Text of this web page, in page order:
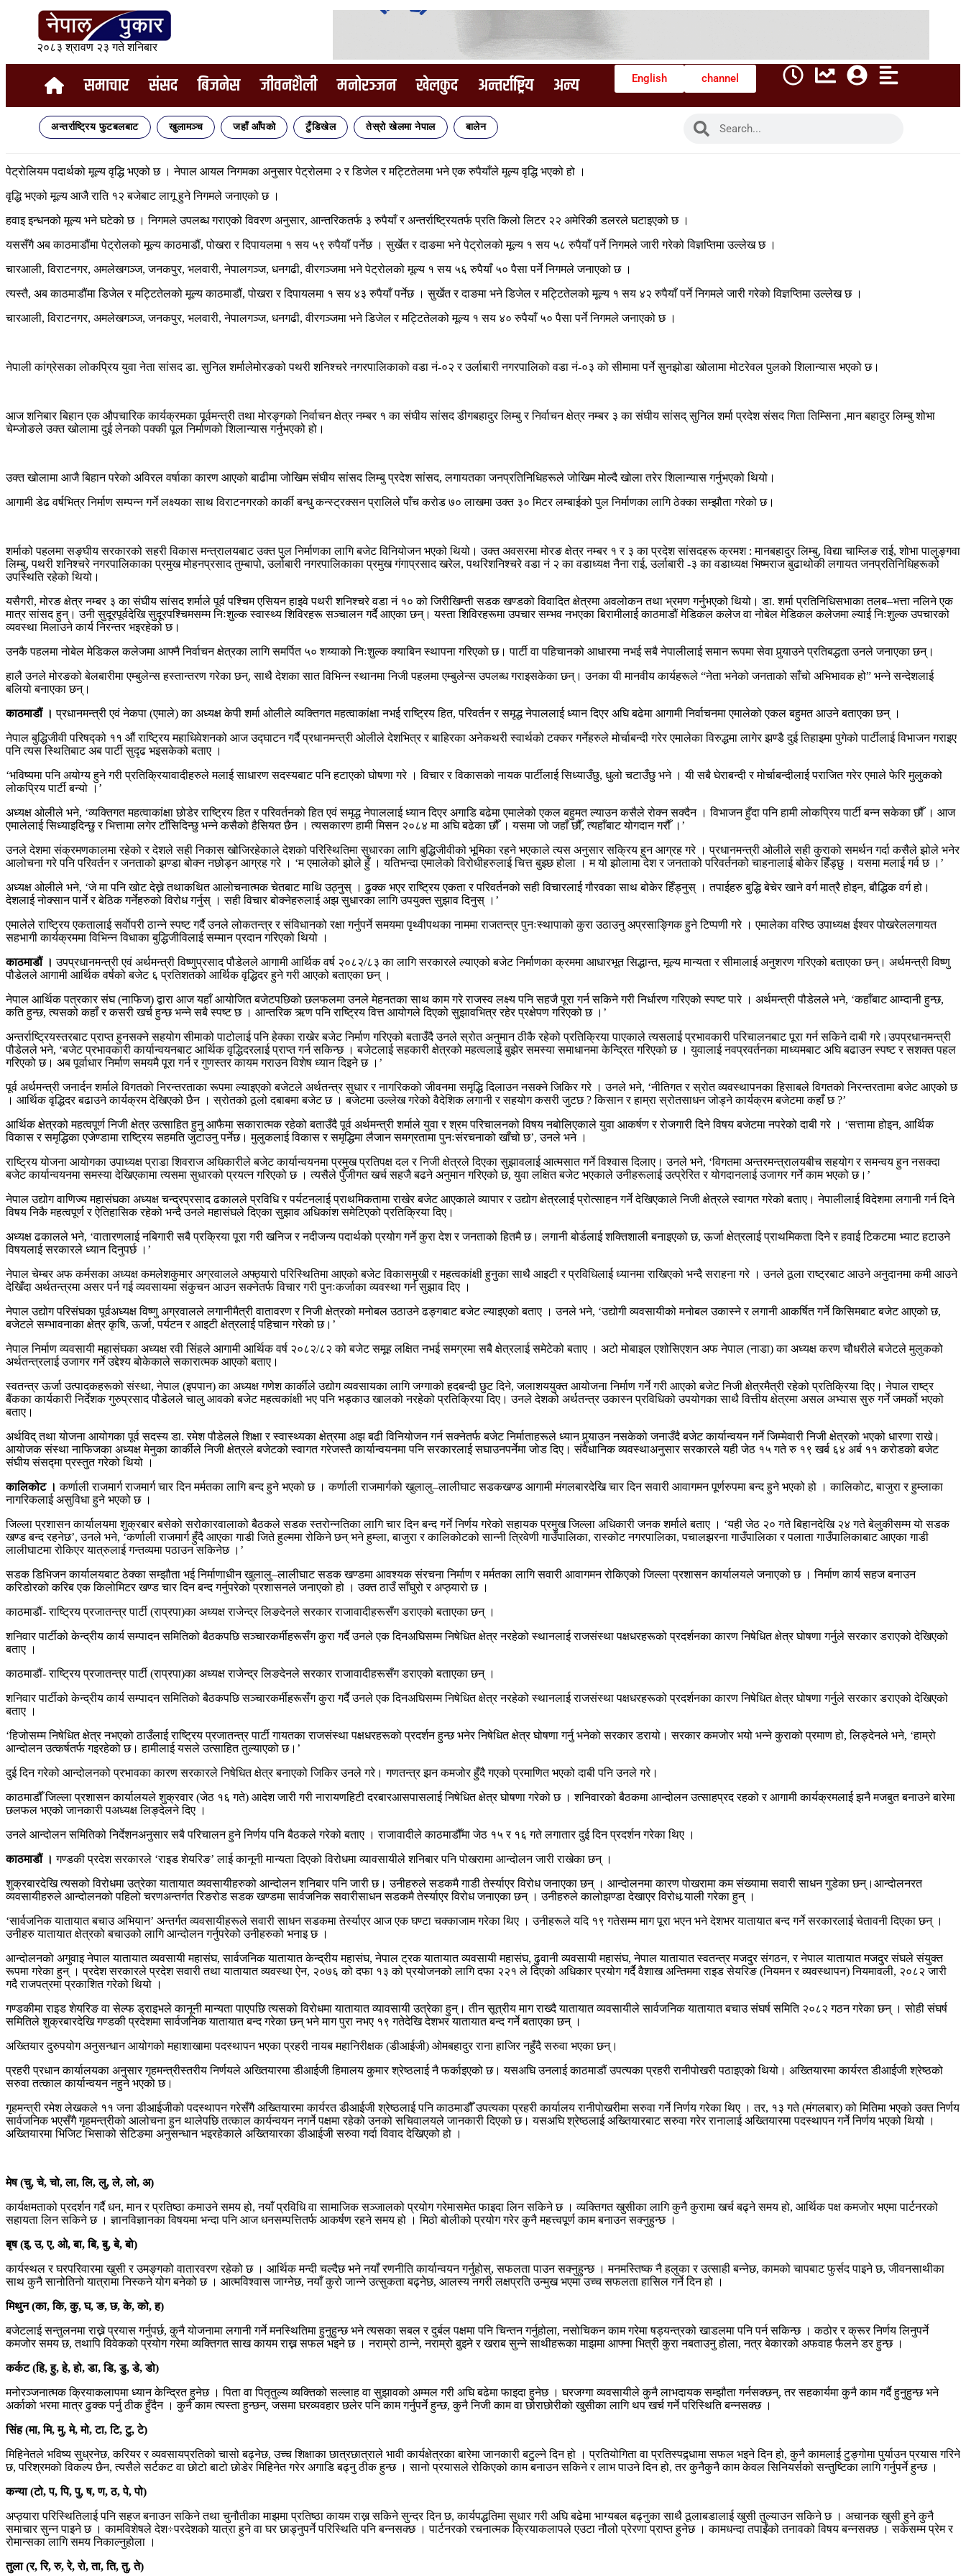
२०८३ श्रावण २३ गते शनिबार
समाचार संसद बिजनेस जीवनशैली मनोरञ्जन खेलकुद अन्तर्राष्ट्रिय अन्य English channel
अन्तर्राष्ट्रिय फुटबलबाट खुलामञ्च जहाँ आँपको टुँडिखेल तेस्रो खेलमा नेपाल बालेन
पेट्रोलियम पदार्थको मूल्य वृद्धि भएको छ । नेपाल आयल निगमका अनुसार पेट्रोलमा २ र डिजेल र मट्टितेलमा भने एक रुपैयाँले मूल्य वृद्धि भएको हो ।
वृद्धि भएको मूल्य आजै राति १२ बजेबाट लागू हुने निगमले जनाएको छ ।
हवाइ इन्धनको मूल्य भने घटेको छ । निगमले उपलब्ध गराएको विवरण अनुसार, आन्तरिकतर्फ ३ रुपैयाँ र अन्तर्राष्ट्रियतर्फ प्रति किलो लिटर २२ अमेरिकी डलरले घटाइएको छ ।
यससँगै अब काठमाडौंमा पेट्रोलको मूल्य काठमाडौं, पोखरा र दिपायलमा १ सय ५९ रुपैयाँ पर्नेछ । सुर्खेत र दाङमा भने पेट्रोलको मूल्य १ सय ५८ रुपैयाँ पर्ने निगमले जारी गरेको विज्ञप्तिमा उल्लेख छ ।
चारआली, विराटनगर, अमलेखगञ्ज, जनकपुर, भलवारी, नेपालगञ्ज, धनगढी, वीरगञ्जमा भने पेट्रोलको मूल्य १ सय ५६ रुपैयाँ ५० पैसा पर्ने निगमले जनाएको छ ।
त्यस्तै, अब काठमाडौंमा डिजेल र मट्टितेलको मूल्य काठमाडौं, पोखरा र दिपायलमा १ सय ४३ रुपैयाँ पर्नेछ । सुर्खेत र दाङमा भने डिजेल र मट्टितेलको मूल्य १ सय ४२ रुपैयाँ पर्ने निगमले जारी गरेको विज्ञप्तिमा उल्लेख छ ।
चारआली, विराटनगर, अमलेखगञ्ज, जनकपुर, भलवारी, नेपालगञ्ज, धनगढी, वीरगञ्जमा भने डिजेल र मट्टितेलको मूल्य १ सय ४० रुपैयाँ ५० पैसा पर्ने निगमले जनाएको छ ।
नेपाली कांग्रेसका लोकप्रिय युवा नेता सांसद डा. सुनिल शर्मालेमोरङको पथरी शनिश्चरे नगरपालिकाको वडा नं-०२ र उर्लाबारी नगरपालिको वडा नं-०३ को सीमामा पर्ने सुनझोडा खोलामा मोटरेवल पुलको शिलान्यास भएको छ।
आज शनिबार बिहान एक औपचारिक कार्यक्रमका पूर्वमन्त्री तथा मोरङ्गको निर्वाचन क्षेत्र नम्बर १ का संघीय सांसद डीगबहादुर लिम्बु र निर्वाचन क्षेत्र नम्बर ३ का संघीय सांसद् सुनिल शर्मा प्रदेश संसद गिता तिम्सिना ,मान बहादुर लिम्बु शोभा
चेम्जोङले उक्त खोलामा दुई लेनको पक्की पूल निर्माणको शिलान्यास गर्नुभएको हो।
उक्त खोलामा आजै बिहान परेको अविरल वर्षाका कारण आएको बाढीमा जोखिम संघीय सांसद लिम्बु प्रदेश सांसद, लगायतका जनप्रतिनिधिहरूले जोखिम मोल्दै खोला तरेर शिलान्यास गर्नुभएको थियो।
आगामी डेढ वर्षभित्र निर्माण सम्पन्न गर्ने लक्ष्यका साथ विराटनगरको कार्की बन्धु कन्स्ट्रक्सन प्रालिले पाँच करोड ७० लाखमा उक्त ३० मिटर लम्बाईको पुल निर्माणका लागि ठेक्का सम्झौता गरेको छ।
शर्माको पहलमा सङ्घीय सरकारको सहरी विकास मन्त्रालयबाट उक्त पुल निर्माणका लागि बजेट विनियोजन भएको थियो। उक्त अवसरमा मोरङ क्षेत्र नम्बर १ र ३ का प्रदेश सांसदहरू क्रमश : मानबहादुर लिम्बु, विद्या चाम्लिङ राई, शोभा पालुङ्गवा
लिम्बु, पथरी शनिश्चरे नगरपालिकाका प्रमुख मोहनप्रसाद तुम्बापो, उर्लाबारी नगरपालिकाका प्रमुख गंगाप्रसाद खरेल, पथरिशनिश्चरे वडा नं २ का वडाध्यक्ष नैना राई, उर्लाबारी -३ का वडाध्यक्ष भिष्मराज बुढाथोकी लगायत जनप्रतिनिधिहरूको
उपस्थिति रहेको थियो।
यसैगरी, मोरङ क्षेत्र नम्बर ३ का संघीय सांसद शर्माले पूर्व पश्चिम एसियन हाइवे पथरी शनिश्चरे वडा नं १० को जिरीखिम्ती सडक खण्डको विवादित क्षेत्रमा अवलोकन तथा भ्रमण गर्नुभएको थियो। डा. शर्मा प्रतिनिधिसभाका तलब–भत्ता नलिने एक
मात्र सांसद हुन्। उनी सुदूरपूर्वदेखि सुदूरपश्चिमसम्म निःशुल्क स्वास्थ्य शिविरहरू सञ्चालन गर्दै आएका छन्। यस्ता शिविरहरूमा उपचार सम्भव नभएका बिरामीलाई काठमाडौं मेडिकल कलेज वा नोबेल मेडिकल कलेजमा ल्याई निःशुल्क उपचारको
व्यवस्था मिलाउने कार्य निरन्तर भइरहेको छ।
उनकै पहलमा नोबेल मेडिकल कलेजमा आफ्नै निर्वाचन क्षेत्रका लागि समर्पित ५० शय्याको निःशुल्क क्याबिन स्थापना गरिएको छ। पार्टी वा पहिचानको आधारमा नभई सबै नेपालीलाई समान रूपमा सेवा पुर्‍याउने प्रतिबद्धता उनले जनाएका छन्।
हालै उनले मोरङको बेलबारीमा एम्बुलेन्स हस्तान्तरण गरेका छन्, साथै देशका सात विभिन्न स्थानमा निजी पहलमा एम्बुलेन्स उपलब्ध गराइसकेका छन्। उनका यी मानवीय कार्यहरूले “नेता भनेको जनताको साँचो अभिभावक हो” भन्ने सन्देशलाई
बलियो बनाएका छन्।
काठमाडौं ।प्रधानमन्त्री एवं नेकपा (एमाले) का अध्यक्ष केपी शर्मा ओलीले व्यक्तिगत महत्वाकांक्षा नभई राष्ट्रिय हित, परिवर्तन र समृद्ध नेपाललाई ध्यान दिएर अघि बढेमा आगामी निर्वाचनमा एमालेको एकल बहुमत आउने बताएका छन् ।
नेपाल बुद्धिजीवी परिषद्को ११ औं राष्ट्रिय महाधिवेशनको आज उद्घाटन गर्दै प्रधानमन्त्री ओलीले देशभित्र र बाहिरका अनेकथरी स्वार्थको टक्कर गर्नेहरुले मोर्चाबन्दी गरेर एमालेका विरुद्धमा लागेर झण्डै दुई तिहाइमा पुगेको पार्टीलाई विभाजन गराइए
पनि त्यस स्थितिबाट अब पार्टी सुदृढ भइसकेको बताए ।
‘भविष्यमा पनि अयोग्य हुने गरी प्रतिक्रियावादीहरुले मलाई साधारण सदस्यबाट पनि हटाएको घोषणा गरे । विचार र विकासको नायक पार्टीलाई सिध्याउँछु, धुलो चटाउँछु भने । यी सबै घेराबन्दी र मोर्चाबन्दीलाई पराजित गरेर एमाले फेरि मुलुकको
लोकप्रिय पार्टी बन्यो ।’
अध्यक्ष ओलीले भने, ‘व्यक्तिगत महत्वाकांक्षा छोडेर राष्ट्रिय हित र परिवर्तनको हित एवं समृद्ध नेपाललाई ध्यान दिएर अगाडि बढेमा एमालेको एकल बहुमत ल्याउन कसैले रोक्न सक्दैन । विभाजन हुँदा पनि हामी लोकप्रिय पार्टी बन्न सकेका छौँ । आज
एमालेलाई सिध्याइदिन्छु र भित्तामा लगेर टाँसिदिन्छु भन्ने कसैको हैसियत छैन । त्यसकारण हामी मिसन २०८४ मा अघि बढेका छौँ । यसमा जो जहाँ छौँ, त्यहाँबाट योगदान गरौँ ।’
उनले देशमा संक्रमणकालमा रहेको र देशले सही निकास खोजिरहेकाले देशको परिस्थितिमा सुधारका लागि बुद्धिजीवीको भूमिका रहने भएकाले त्यस अनुसार सक्रिय हुन आग्रह गरे । प्रधानमन्त्री ओलीले सही कुराको समर्थन गर्दा कसैले झोले भनेर
आलोचना गरे पनि परिवर्तन र जनताको झण्डा बोक्न नछोड्न आग्रह गरे । ‘म एमालेको झोले हुँ । यतिभन्दा एमालेको विरोधीहरुलाई चित्त बुझ्छ होला । म यो झोलामा देश र जनताको परिवर्तनको चाहनालाई बोकेर हिँड्छु । यसमा मलाई गर्व छ ।’
अध्यक्ष ओलीले भने, ‘जे मा पनि खोट देख्ने तथाकथित आलोचनात्मक चेतबाट माथि उठ्नुस् । ढुक्क भएर राष्ट्रिय एकता र परिवर्तनको सही विचारलाई गौरवका साथ बोकेर हिँड्नुस् । तपाईहरु बुद्धि बेचेर खाने वर्ग मात्रै होइन, बौद्धिक वर्ग हो।
देशलाई नोक्सान पार्ने र बेठिक गर्नेहरुको विरोध गर्नुस् । सही विचार बोक्नेहरुलाई अझ सुधारका लागि उपयुक्त सुझाव दिनुस् ।’
एमालेले राष्ट्रिय एकतालाई सर्वाेपरी ठान्ने स्पष्ट गर्दै उनले लोकतन्त्र र संविधानको रक्षा गर्नुपर्ने समयमा पृथ्वीपथका नाममा राजतन्त्र पुनःस्थापाको कुरा उठाउनु अप्रसाङ्गिक हुने टिप्पणी गरे । एमालेका वरिष्ठ उपाध्यक्ष ईश्वर पोखरेललगायत
सहभागी कार्यक्रममा विभिन्न विधाका बुद्धिजीविलाई सम्मान प्रदान गरिएको थियो ।
काठमाडौं । उपप्रधानमन्त्री एवं अर्थमन्त्री विष्णुप्रसाद पौडेलले आगामी आर्थिक वर्ष २०८२/८३ का लागि सरकारले ल्याएको बजेट निर्माणका क्रममा आधारभूत सिद्धान्त, मूल्य मान्यता र सीमालाई अनुशरण गरिएको बताएका छन्। अर्थमन्त्री विष्णु
पौडेलले आगामी आर्थिक वर्षको बजेट ६ प्रतिशतको आर्थिक वृद्धिदर हुने गरी आएको बताएका छन् ।
नेपाल आर्थिक पत्रकार संघ (नाफिज) द्वारा आज यहाँ आयोजित बजेटपछिको छलफलमा उनले मेहनतका साथ काम गरे राजस्व लक्ष्य पनि सहजै पूरा गर्न सकिने गरी निर्धारण गरिएको स्पष्ट पारे । अर्थमन्त्री पौडेलले भने, ‘कहाँबाट आम्दानी हुन्छ,
कति हुन्छ, त्यसको कहाँ र कसरी खर्च हुन्छ भन्ने सबै स्पष्ट छ । आन्तरिक ऋण पनि राष्ट्रिय वित्त आयोगले दिएको सुझावभित्र रहेर प्रक्षेपण गरिएको छ ।’
अन्तर्राष्ट्रियस्तरबाट प्राप्त हुनसक्ने सहयोग सीमाको पाटोलाई पनि हेक्का राखेर बजेट निर्माण गरिएको बताउँदै उनले स्रोत अनुमान ठीकै रहेको प्रतिक्रिया पाएकाले त्यसलाई प्रभावकारी परिचालनबाट पूरा गर्न सकिने दाबी गरे।उपप्रधानमन्त्री
पौडेलले भने, ‘बजेट प्रभावकारी कार्यान्वयनबाट आर्थिक वृद्धिदरलाई प्राप्त गर्न सकिन्छ । बजेटलाई सहकारी क्षेत्रको महत्वलाई बुझेर समस्या समाधानमा केन्द्रित गरिएको छ । युवालाई नवप्रवर्तनका माध्यमबाट अघि बढाउन स्पष्ट र सशक्त पहल
गरिएको छ। अब पूर्वाधार निर्माण समयमै पूरा गर्न र गुणस्तर कायम गराउन विशेष ध्यान दिइने छ ।’
पूर्व अर्थमन्त्री जनार्दन शर्माले विगतको निरन्तरताका रूपमा ल्याइएको बजेटले अर्थतन्त्र सुधार र नागरिकको जीवनमा समृद्धि दिलाउन नसक्ने जिकिर गरे । उनले भने, ‘नीतिगत र स्रोत व्यवस्थापनका हिसाबले विगतको निरन्तरतामा बजेट आएको छ
। आर्थिक वृद्धिदर बढाउने कार्यक्रम देखिएको छैन । स्रोतको ठूलो दबाबमा बजेट छ । बजेटमा उल्लेख गरेको वैदेशिक लगानी र सहयोग कसरी जुटछ ? किसान र हाम्रा स्रोतसाधन जोड्ने कार्यक्रम बजेटमा कहाँ छ ?’
आर्थिक क्षेत्रको महत्वपूर्ण निजी क्षेत्र उत्साहित हुनु आफैमा सकारात्मक रहेको बताउँदै पूर्व अर्थमन्त्री शर्माले युवा र श्रम परिचालनको विषय नबोलिएकाले युवा आकर्षण र रोजगारी दिने विषय बजेटमा नपरेको दाबी गरे । ‘सत्तामा होइन, आर्थिक
विकास र समृद्धिका एजेण्डामा राष्ट्रिय सहमति जुटाउनु पर्नेछ। मुलुकलाई विकास र समृद्धिमा लैजान समग्रतामा पुनःसंरचनाको खाँचो छ’, उनले भने ।
राष्ट्रिय योजना आयोगका उपाध्यक्ष प्राडा शिवराज अधिकारीले बजेट कार्यान्वयनमा प्रमुख प्रतिपक्ष दल र निजी क्षेत्रले दिएका सुझावलाई आत्मसात गर्ने विश्वास दिलाए। उनले भने, ‘विगतमा अन्तरमन्त्रालयबीच सहयोग र समन्वय हुन नसक्दा
बजेट कार्यान्वयनमा समस्या देखिएकामा त्यसमा सुधारको प्रयत्न गरिएको छ । त्यसैले पुँजीगत खर्च सहजै बढने अनुमान गरिएको छ, युवा लक्षित बजेट भएकाले उनीहरूलाई उत्प्रेरित र योगदानलाई उजागर गर्ने काम भएको छ।’
नेपाल उद्योग वाणिज्य महासंघका अध्यक्ष चन्द्रप्रसाद ढकालले प्रविधि र पर्यटनलाई प्राथमिकतामा राखेर बजेट आएकाले व्यापार र उद्योग क्षेत्रलाई प्रोत्साहन गर्ने देखिएकाले निजी क्षेत्रले स्वागत गरेको बताए। नेपालीलाई विदेशमा लगानी गर्न दिने
विषय निकै महत्वपूर्ण र ऐतिहासिक रहेको भन्दै उनले महासंघले दिएका सुझाव अधिकांश समेटिएको प्रतिक्रिया दिए।
अध्यक्ष ढकालले भने, ‘वातारणलाई नबिगारी सबै प्रक्रिया पूरा गरी खनिज र नदीजन्य पदार्थको प्रयोग गर्ने कुरा देश र जनताको हितमै छ। लगानी बोर्डलाई शक्तिशाली बनाइएको छ, ऊर्जा क्षेत्रलाई प्राथमिकता दिने र हवाई टिकटमा भ्याट हटाउने
विषयलाई सरकारले ध्यान दिनुपर्छ ।’
नेपाल चेम्बर अफ कर्मसका अध्यक्ष कमलेशकुमार अग्रवालले अफ्ठ्यारो परिस्थितिमा आएको बजेट विकासमुखी र महत्वकांक्षी हुनुका साथै आइटी र प्रविधिलाई ध्यानमा राखिएको भन्दै सराहना गरे । उनले ठूला राष्ट्रबाट आउने अनुदानमा कमी आउने
देखिँदा अर्थतन्त्रमा असर पर्न गई व्यवसायमा संकुचन आउन सक्नेतर्फ विचार गरी पुनःकर्जाका व्यवस्था गर्न सुझाव दिए ।
नेपाल उद्योग परिसंघका पूर्वअध्यक्ष विष्णु अग्रवालले लगानीमैत्री वातावरण र निजी क्षेत्रको मनोबल उठाउने ढङ्गबाट बजेट ल्याइएको बताए । उनले भने, ‘उद्योगी व्यवसायीको मनोबल उकास्ने र लगानी आकर्षित गर्ने किसिमबाट बजेट आएको छ,
बजेटले सम्भावनाका क्षेत्र कृषि, ऊर्जा, पर्यटन र आइटी क्षेत्रलाई पहिचान गरेको छ।’
नेपाल निर्माण व्यवसायी महासंघका अध्यक्ष रवी सिंहले आगामी आर्थिक वर्ष २०८२/८२ को बजेट समूह लक्षित नभई समग्रमा सबै क्षेत्रलाई समेटेको बताए । अटो मोबाइल एशोसिएशन अफ नेपाल (नाडा) का अध्यक्ष करण चौधरीले बजेटले मुलुकको
अर्थतन्त्रलाई उजागर गर्ने उद्देश्य बोकेकाले सकारात्मक आएको बताए।
स्वतन्त्र ऊर्जा उत्पादकहरूको संस्था, नेपाल (इपपान) का अध्यक्ष गणेश कार्कीले उद्योग व्यवसायका लागि जग्गाको हदबन्दी छुट दिने, जलाशययुक्त आयोजना निर्माण गर्ने गरी आएको बजेट निजी क्षेत्रमैत्री रहेको प्रतिक्रिया दिए। नेपाल राष्ट्र
बैंकका कार्यकारी निर्देशक गुरुप्रसाद पौडेलले चालु आवको बजेट महत्वकांक्षी भए पनि भड्काउ खालको नरहेको प्रतिक्रिया दिए। उनले देशको अर्थतन्त्र उकास्न प्रविधिको उपयोगका साथै वित्तीय क्षेत्रमा असल अभ्यास सुरु गर्ने जमर्काे भएको
बताए।
अर्थविद् तथा योजना आयोगका पूर्व सदस्य डा. रमेश पौडेलले शिक्षा र स्वास्थ्यका क्षेत्रमा अझ बढी विनियोजन गर्न सक्नेतर्फ बजेट निर्माताहरूले ध्यान पुर्‍याउन नसकेको जनाउँदै बजेट कार्यान्वयन गर्ने जिम्मेवारी निजी क्षेत्रको भएको धारणा राखे।
आयोजक संस्था नाफिजका अध्यक्ष मेनुका कार्कीले निजी क्षेत्रले बजेटको स्वागत गरेजस्तै कार्यान्वयनमा पनि सरकारलाई सघाउनपर्नेमा जोड दिए। संवैधानिक व्यवस्थाअनुसार सरकारले यही जेठ १५ गते रु १९ खर्ब ६४ अर्ब ११ करोडको बजेट
संघीय संसद्मा प्रस्तुत गरेको थियो ।
कालिकोट । कर्णाली राजमार्ग राजमार्ग चार दिन मर्मतका लागि बन्द हुने भएको छ । कर्णाली राजमार्गको खुलालु–लालीघाट सडकखण्ड आगामी मंगलबारदेखि चार दिन सवारी आवागमन पूर्णरुपमा बन्द हुने भएको हो । कालिकोट, बाजुरा र हुम्लाका
नागरिकलाई असुविधा हुने भएको छ ।
जिल्ला प्रशासन कार्यालयमा शुक्रबार बसेको सरोकारवालाको बैठकले सडक स्तरोन्नतिका लागि चार दिन बन्द गर्ने निर्णय गरेको सहायक प्रमुख जिल्ला अधिकारी जनक शर्माले बताए । ‘यही जेठ २० गते बिहानदेखि २४ गते बेलुकीसम्म यो सडक
खण्ड बन्द रहनेछ’, उनले भने, ‘कर्णाली राजमार्ग हुँदै आएका गाडी जिते हुल्ममा रोकिने छन् भने हुम्ला, बाजुरा र कालिकोटको सान्नी त्रिवेणी गाउँपालिका, रास्कोट नगरपालिका, पचालझरना गाउँपालिका र पलाता गाउँपालिकाबाट आएका गाडी
लालीघाटमा रोकिएर यात्रुलाई गन्तव्यमा पठाउन सकिनेछ ।’
सडक डिभिजन कार्यालयबाट ठेक्का सम्झौता भई निर्माणाधीन खुलालु–लालीघाट सडक खण्डमा आवश्यक संरचना निर्माण र मर्मतका लागि सवारी आवागमन रोकिएको जिल्ला प्रशासन कार्यालयले जनाएको छ । निर्माण कार्य सहज बनाउन
करिडोरको करिब एक किलोमिटर खण्ड चार दिन बन्द गर्नुपरेको प्रशासनले जनाएको हो । उक्त ठाउँ साँघुरो र अप्ठ्यारो छ ।
काठमाडौं- राष्ट्रिय प्रजातन्त्र पार्टी (राप्रपा)का अध्यक्ष राजेन्द्र लिङदेनले सरकार राजावादीहरूसँग डराएको बताएका छन् ।
शनिवार पार्टीको केन्द्रीय कार्य सम्पादन समितिको बैठकपछि सञ्चारकर्मीहरूसँग कुरा गर्दै उनले एक दिनअघिसम्म निषेधित क्षेत्र नरहेको स्थानलाई राजसंस्था पक्षधरहरूको प्रदर्शनका कारण निषेधित क्षेत्र घोषणा गर्नुले सरकार डराएको देखिएको
बताए ।
काठमाडौं- राष्ट्रिय प्रजातन्त्र पार्टी (राप्रपा)का अध्यक्ष राजेन्द्र लिङदेनले सरकार राजावादीहरूसँग डराएको बताएका छन् ।
शनिवार पार्टीको केन्द्रीय कार्य सम्पादन समितिको बैठकपछि सञ्चारकर्मीहरूसँग कुरा गर्दै उनले एक दिनअघिसम्म निषेधित क्षेत्र नरहेको स्थानलाई राजसंस्था पक्षधरहरूको प्रदर्शनका कारण निषेधित क्षेत्र घोषणा गर्नुले सरकार डराएको देखिएको
बताए ।
‘हिजोसम्म निषेधित क्षेत्र नभएको ठाउँलाई राष्ट्रिय प्रजातन्त्र पार्टी गायतका राजसंस्था पक्षधरहरूको प्रदर्शन हुन्छ भनेर निषेधित क्षेत्र घोषणा गर्नु भनेको सरकार डरायो। सरकार कमजोर भयो भन्ने कुराको प्रमाण हो, लिङ्देनले भने, ‘हाम्रो
आन्दोलन उत्कर्षतर्फ गइरहेको छ। हामीलाई यसले उत्साहित तुल्याएको छ।’
दुई दिन गरेको आन्दोलनको प्रभावका कारण सरकारले निषेधित क्षेत्र बनाएको जिकिर उनले गरे। गणतन्त्र झन कमजोर हुँदै गएको प्रमाणित भएको दाबी पनि उनले गरे।
काठमाडौँ जिल्ला प्रशासन कार्यालयले शुक्रवार (जेठ १६ गते) आदेश जारी गरी नारायणहिटी दरबारआसपासलाई निषेधित क्षेत्र घोषणा गरेको छ । शनिवारको बैठकमा आन्दोलन उत्साहप्रद रहको र आगामी कार्यक्रमलाई झनै मजबुत बनाउने बारेमा
छलफल भएको जानकारी पअध्यक्ष लिङ्देलने दिए ।
उनले आन्दोलन समितिको निर्देशनअनुसार सबै परिचालन हुने निर्णय पनि बैठकले गरेको बताए । राजावादीले काठमाडौँमा जेठ १५ र १६ गते लगातार दुई दिन प्रदर्शन गरेका थिए ।
काठमाडौं ।गण्डकी प्रदेश सरकारले ‘राइड शेयरिङ’ लाई कानूनी मान्यता दिएको विरोधमा व्यावसायीले शनिबार पनि पोखरामा आन्दोलन जारी राखेका छन् ।
शुक्रबारदेखि त्यसको विरोधमा उत्रेका यातायात व्यवसायीहरुको आन्दोलन शनिबार पनि जारी छ। उनीहरुले सडकमै गाडी तेर्स्याएर विरोध जनाएका छन् । आन्दोलनमा कारण पोखरामा कम संख्यामा सवारी साधन गुडेका छन्।आन्दोलनरत
व्यवसायीहरुले आन्दोलनको पहिलो चरणअन्तर्गत रिङरोड सडक खण्डमा सार्वजनिक सवारीसाधन सडकमै तेर्स्याएर विरोध जनाएका छन् । उनीहरुले कालोझण्डा देखाएर विरोध र्‍याली गरेका हुन् ।
‘सार्वजनिक यातायात बचाउ अभियान’ अन्तर्गत व्यवसायीहरूले सवारी साधन सडकमा तेर्स्याएर आज एक घण्टा चक्काजाम गरेका थिए । उनीहरूले यदि १९ गतेसम्म माग पूरा भएन भने देशभर यातायात बन्द गर्ने सरकारलाई चेतावनी दिएका छन् ।
उनीहरु यातायात क्षेत्रको बचाउको लागि आन्दोलन गर्नुपरेको उनीहरुको भनाइ छ ।
आन्दोलनको अगुवाइ नेपाल यातायात व्यवसायी महासंघ, सार्वजनिक यातायात केन्द्रीय महासंघ, नेपाल ट्रक यातायात व्यवसायी महासंघ, ढुवानी व्यवसायी महासंघ, नेपाल यातायात स्वतन्त्र मजदुर संगठन, र नेपाल यातायात मजदुर संघले संयुक्त
रूपमा गरेका हुन् । प्रदेश सरकारले प्रदेश सवारी तथा यातायात व्यवस्था ऐन, २०७६ को दफा १३ को प्रयोजनको लागि दफा २२१ ले दिएको अधिकार प्रयोग गर्दै वैशाख अन्तिममा राइड सेयरिङ (नियमन र व्यवस्थापन) नियमावली, २०८२ जारी
गदै राजपत्रमा प्रकाशित गरेको थियो ।
गण्डकीमा राइड शेयरिङ वा सेल्फ ड्राइभले कानूनी मान्यता पाएपछि त्यसको विरोधमा यातायात व्यावसायी उत्रेका हुन्। तीन सूत्रीय माग राख्दै यातायात व्यवसायीले सार्वजनिक यातायात बचाउ संघर्ष समिति २०८२ गठन गरेका छन् । सोही संघर्ष
समितिले शुक्रबारदेखि गण्डकी प्रदेशमा सार्वजनिक यातायात बन्द गरेका छन् भने माग पुरा नभए १९ गतेदेखि देशभर यातायात बन्द गर्ने बताएका छन् ।
अख्तियार दुरुपयोग अनुसन्धान आयोगको महाशाखामा पदस्थापन भएका प्रहरी नायब महानिरीक्षक (डीआईजी) ओमबहादुर राना हाजिर नहुँदै सरुवा भएका छन्।
प्रहरी प्रधान कार्यालयका अनुसार गृहमन्त्रीस्तरीय निर्णयले अख्तियारमा डीआईजी हिमालय कुमार श्रेष्ठलाई नै फर्काइएको छ। यसअघि उनलाई काठमाडौं उपत्यका प्रहरी रानीपोखरी पठाइएको थियो। अख्तियारमा कार्यरत डीआईजी श्रेष्ठको
सरुवा तत्काल कार्यान्वयन नहुने भएको छ।
गृहमन्त्री रमेश लेखकले ११ जना डीआईजीको पदस्थापन गरेसँगै अख्तियारमा कार्यरत डीआईजी श्रेष्ठलाई पनि काठमाडौँ उपत्यका प्रहरी कार्यालय रानीपोखरीमा सरुवा गर्ने निर्णय गरेका थिए । तर, १३ गते (मंगलबार) को मितिमा भएको उक्त निर्णय
सार्वजनिक भएसँगै गृहमन्त्रीको आलोचना हुन थालेपछि तत्काल कार्यन्वयन नगर्ने पक्षमा रहेको उनको सचिवालयले जानकारी दिएको छ। यसअघि श्रेष्ठलाई अख्तियारबाट सरुवा गरेर रानालाई अख्तियारमा पदस्थापन गर्ने निर्णय भएको थियो ।
अख्तियारमा भिजिट भिसाको सेटिङमा अनुसन्धान भइरहेकाले अख्तियारका डीआईजी सरुवा गर्दा विवाद देखिएको हो ।
मेष (चु, चे, चो, ला, लि, लु, ले, लो, अ)
कार्यक्षमताको प्रदर्शन गर्दै धन, मान र प्रतिष्ठा कमाउने समय हो, नयाँ प्रविधि वा सामाजिक सञ्जालको प्रयोग गरेमासमेत फाइदा लिन सकिने छ । व्यक्तिगत खुसीका लागि कुनै कुरामा खर्च बढ्ने समय हो, आर्थिक पक्ष कमजोर भएमा पार्टनरको
सहायता लिन सकिने छ । ज्ञानविज्ञानका विषयमा भन्दा पनि आज धनसम्पत्तितर्फ आकर्षण रहने समय हो । मिठो बोलीको प्रयोग गरेर कुनै महत्त्वपूर्ण काम बनाउन सक्नुहुन्छ ।
बृष (इ, उ, ए, ओ, बा, बि, बु, बे, बो)
कार्यस्थल र घरपरिवारमा खुसी र उमङ्गको वातारवरण रहेको छ । आर्थिक मन्दी चल्दैछ भने नयाँ रणनीति कार्यान्वयन गर्नुहोस्, सफलता पाउन सक्नुहुन्छ । मनमस्तिष्क नै हलुका र उत्साही बन्नेछ, कामको चापबाट फुर्सद पाइने छ, जीवनसाथीका
साथ कुनै सानोतिनो यात्रामा निस्कने योग बनेको छ । आत्मविश्वास जाग्नेछ, नयाँ कुरो जान्ने उत्सुकता बढ्नेछ, आलस्य नगरी लक्षप्रति उन्मुख भएमा उच्च सफलता हासिल गर्ने दिन हो ।
मिथुन (का, कि, कु, घ, ङ, छ, के, को, ह)
बजेटलाई सन्तुलनमा राख्ने प्रयास गर्नुपर्छ, कुनै योजनामा लगानी गर्ने मनस्थितिमा हुनुहुन्छ भने त्यसका सबल र दुर्बल पक्षमा पनि चिन्तन गर्नुहोला, नसोचिकन काम गरेमा षड्यन्त्रको खाडलमा पनि पर्न सकिन्छ । कठोर र क्रूर निर्णय लिनुपर्ने
कमजोर समय छ, तथापि विवेकको प्रयोग गरेमा व्यक्तिगत साख कायम राख्न सफल भइने छ । नराम्रो ठान्ने, नराम्रो बुझ्ने र खराब सुन्ने साथीहरूका माझमा आफ्ना भित्री कुरा नबताउनु होला, नत्र बेकारको अफवाह फैलने डर हुन्छ ।
कर्कट (हि, हु, हे, हो, डा, डि, डु, डे, डो)
मनोरञ्जनात्मक क्रियाकलापमा ध्यान केन्द्रित हुनेछ । पिता वा पितृतुल्य व्यक्तिको सल्लाह वा सुझावको अम्मल गरी अघि बढेमा फाइदा हुनेछ । घरजग्गा व्यवसायीले कुनै लाभदायक सम्झौता गर्नसक्छन्, तर सहकार्यमा कुनै काम गर्दै हुनुहुन्छ भने
अर्काको भरमा मात्र ढुक्क पर्नु ठीक हुँदैन । कुनै काम त्यस्ता हुन्छन्, जसमा घरव्यवहार छलेर पनि काम गर्नुपर्ने हुन्छ, कुनै निजी काम वा छोराछोरीको खुसीका लागि थप खर्च गर्ने परिस्थिति बन्नसक्छ ।
सिंह (मा, मि, मु, मे, मो, टा, टि, टु, टे)
मिहिनेतले भविष्य सुध्रनेछ, करियर र व्यवसायप्रतिको चासो बढ्नेछ, उच्च शिक्षाका छात्रछात्राले भावी कार्यक्षेत्रका बारेमा जानकारी बटुल्ने दिन हो । प्रतियोगिता वा प्रतिस्पद्र्धामा सफल भइने दिन हो, कुनै कामलाई टुङ्गोमा पुर्याउन प्रयास गरिने
छ, परिश्रमको विकल्प छैन, त्यसैले सर्टकट वा छोटो बाटो छोडेर मिहिनेत गरेर अगाडि बढ्नु ठीक हुन्छ । सानो प्रयासले रोकिएको काम बनाउन सकिने र लाभ पाउने दिन हो, तर कुनैकुनै काम केवल सिनियर्सको सन्तुष्टिका लागि गर्नुपर्ने हुन्छ ।
कन्या (टो, प, पि, पु, ष, ण, ठ, पे, पो)
अप्ठ्यारा परिस्थितिलाई पनि सहज बनाउन सकिने तथा चुनौतीका माझमा प्रतिष्ठा कायम राख्न सकिने सुन्दर दिन छ, कार्यपद्धतिमा सुधार गरी अघि बढेमा भाग्यबल बढ्नुका साथै ठूलाबडालाई खुसी तुल्याउन सकिने छ । अचानक खुसी हुने कुनै
समाचार सुन्न पाइने छ । कामविशेषले देश÷परदेशको यात्रा हुने वा घर छाड्नुपर्ने परिस्थिति पनि बन्नसक्छ । पार्टनरको रचनात्मक क्रियाकलापले एउटा नौलो प्रेरणा प्राप्त हुनेछ । कामधन्दा तपाईंको तनावको विषय बन्नसक्छ । सकेसम्म प्रेम र
रोमान्सका लागि समय निकाल्नुहोला ।
तुला (र, रि, रु, रे, रो, ता, ति, तु, ते)